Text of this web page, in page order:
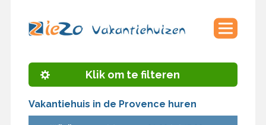
Klik om te filteren
Vakantiehuis in de Provence huren